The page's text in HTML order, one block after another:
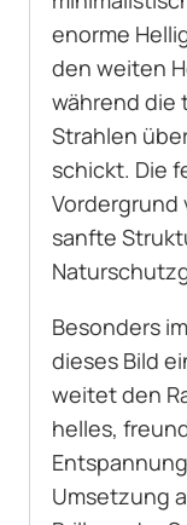
enorme
den weiten
während die
Strahlen
schickt. Die
Vordergrund
sanfte
Besonders
dieses Bild
weitet den
helles,
Umsetzung